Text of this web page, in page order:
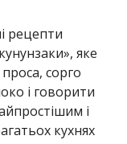
рецепти
яке
сорго
і говорити
і
кухнях